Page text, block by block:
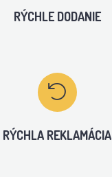
RÝCHLE DODANIE
RÝCHLA REKLAMÁCIA